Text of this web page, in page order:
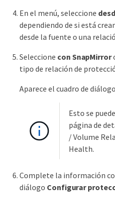
En el menú, seleccione
dependiendo de si está
desde la fuente o una
Seleccione con SnapMirror
tipo de relación de
Aparece el cuadro de diálogo
Esto se
página de
/ Volume
Health.
Complete la información
diálogo Configurar